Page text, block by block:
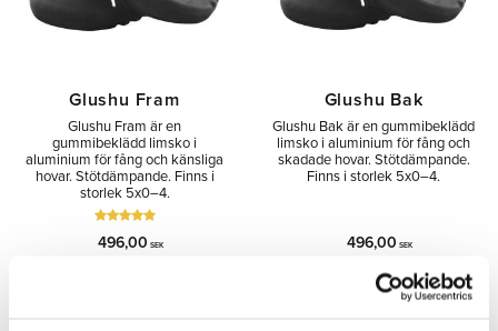
Glushu Fram
Glushu Fram är en
gummibeklädd limsko i
aluminium för fång och känsliga
hovar. Stötdämpande. Finns i
storlek 5x0–4.
496,00 SEK
Glushu Bak
Glushu Bak är en gummibeklädd
limsko i aluminium för fång och
skadade hovar. Stötdämpande.
Finns i storlek 5x0–4.
496,00 SEK